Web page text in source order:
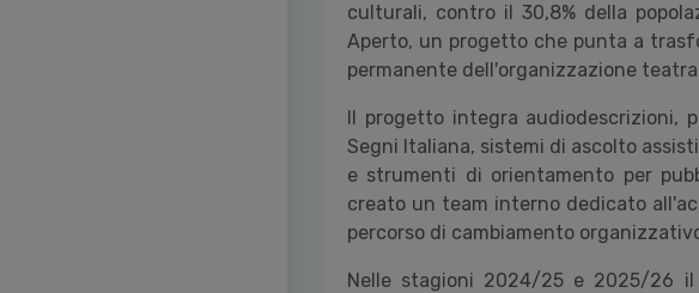
culturali, contro il 30,8% della
Aperto, un progetto che punta a
permanente dell'organizzazione
Il progetto integra audiodescrizioni,
Segni Italiana, sistemi di ascolto
e strumenti di orientamento per
creato un team interno dedicato
percorso di cambiamento
Nelle stagioni 2024/25 e 2025/26